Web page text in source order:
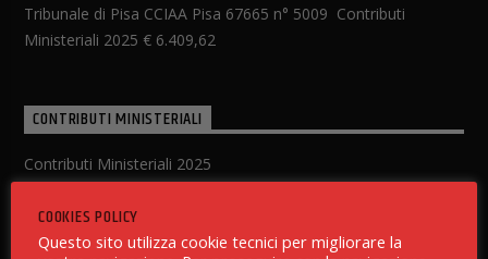
Tribunale di Pisa CCIAA Pisa 67665 n° 5009 Contributi
Ministeriali 2025 € 6.409,62
CONTRIBUTI MINISTERIALI
Contributi Ministeriali 2025
COOKIES POLICY
Questo sito utilizza cookie tecnici per migliorare la